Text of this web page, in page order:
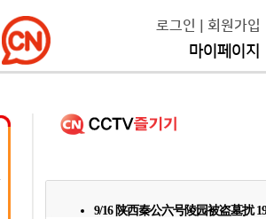
로그인 회원가입
마이페이지
9/16 陕西秦公六号陵园被盗墓扰